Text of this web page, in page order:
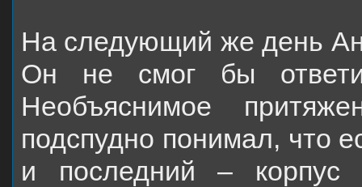
На следующий же день
Он не смог бы
Необъяснимое
подспудно понимал, что
и последний – корпус